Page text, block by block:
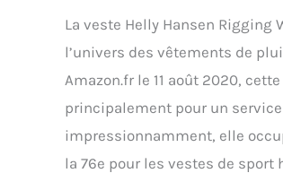
La veste Helly Hansen Rigging
l’univers des vêtements de
Amazon.fr le 11 août 2020,
principalement pour un
impressionnamment, elle
la 76e pour les vestes de sport